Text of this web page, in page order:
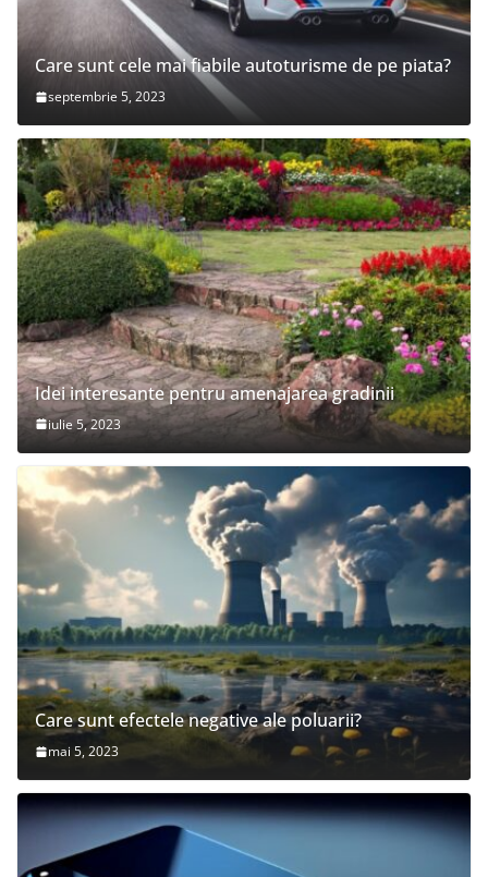
Care sunt cele mai fiabile autoturisme de pe piata?
septembrie 5, 2023
Idei interesante pentru amenajarea gradinii
iulie 5, 2023
Care sunt efectele negative ale poluarii?
mai 5, 2023